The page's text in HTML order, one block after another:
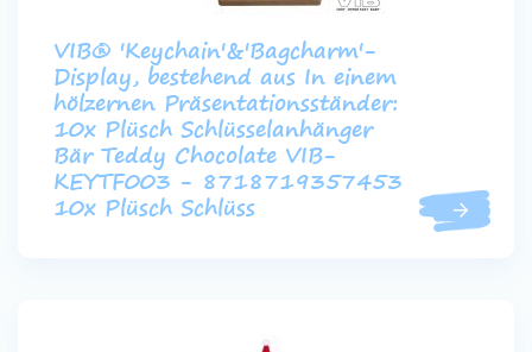
VIB® 'Keychain'&'Bagcharm'-
Display, bestehend aus In einem
hölzernen Präsentationsständer:
10x Plüsch Schlüsselanhänger
Bär Teddy Chocolate VIB-
KEYTF003 - 8718719357453
10x Plüsch Schlüss